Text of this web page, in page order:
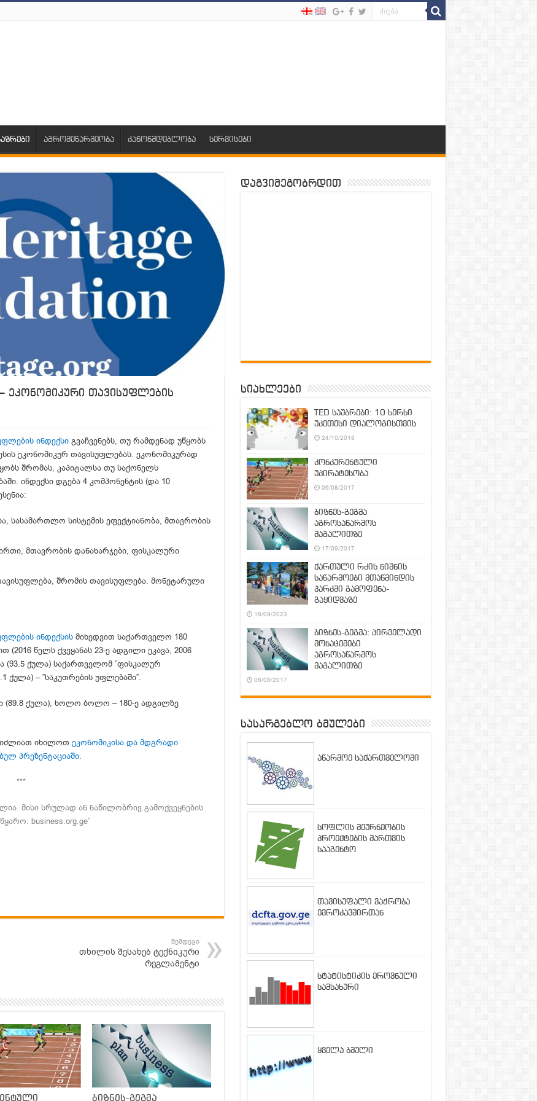
აგრომეწარმეობა კანონმდებლობა სერვისები
ეკონომიკური თავისუფლების
ინდექსიგვაჩვენებს, თუ რამდენად უწყობს
ეკონომიკურ თავისუფლებას. ეკონომიკურად
შრომას, კაპიტალსა თუ საქონელს
ინდექსი დგება 4 კომპონენტის (და 10
სასამართლო სისტემის ეფექტიანობა, მთავრობის
მთავრობის დანახარჯები, ფისკალური
შრომის თავისუფლება. მონეტარული
ინდექსისმიხედვით საქართველო 180
(2016 წელს ქვეყანას 23-ე ადგილი ეკავა, 2006
(93.5 ქულა) საქართველომ ”ფისკალურ
ქულა) – ”საკუთრების უფლებაში”.
(89.8 ქულა), ხოლო ბოლო – 180-ე ადგილზე
იხილოთ ეკონომიკისა და მდგრადი
პრეზენტაციაში.
***
მისი სრულად ან ნაწილობრივ გამოქვეყნების
business.org.ge”
შემდეგი
თხილის შესახებ ტექნიკური
რეგლამენტი
ბიზნეს-გეგმა
დაგვიმეგობრდით
სიახლეები
TED საუბრები: 10 ხერხი
უკეთესი დიალოგისთვის
24/10/2018
კონკურენტული
უპირატესობა
06/08/2017
ბიზნეს-გეგმა
აგროსაწარმოს
მაგალითზე
17/09/2017
ქართული რძის ნიშნის
საწარმოები მთაწმინდის
პარკში გამოფენა-
გაყიდვაზე
18/09/2023
ბიზნეს-გეგმა: პირველადი
მონაცემები
აგროსაწარმოს
მაგალითზე
06/08/2017
სასარგებლო ბმულები
აწარმოე საქართველოში
სოფლის მეურნეობის
პროექტების მართვის
სააგენტო
თავისუფალი ვაჭრობა
ევროკავშირთან
სტატისტიკის ეროვნული
სამსახური
ყველა ბმული